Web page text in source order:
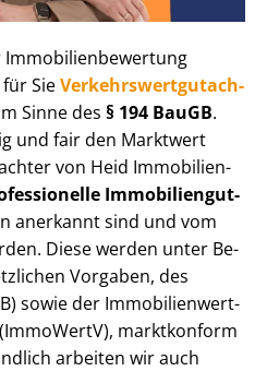
Im­mo­bi­li­en­be­wer­tung
SieVer­kehrs­wert­gut­ach­
Sinne des § 194 BauGB.
und fair den Marktwert
von Heid Im­mo­bi­li­en­
Im­mo­bi­li­en­gut­
anerkannt sind und vom
Diese werden unter Be­
Vorgaben, des
sowie der Im­mo­bi­li­en­wert­
marktkonform
arbeiten wir auch